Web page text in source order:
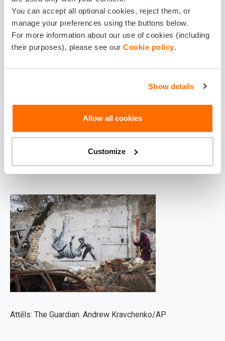
You can accept all optional cookies, reject them, or
manage your preferences using the buttons below.
For more information about our use of cookies (including
their purposes), please see our Cookie policy.
Show details
Allow all cookies
Customize
Banksy māksla Ukrainā
Vairāki jauni Banksy radīti objekti piesaistīja uzmanību
2022. gada novembrī, demonstrējot mākslinieka
bērni no tanka paliekām izveidojuši šūpoles, pamests
krēsls kļuvis par skatu platformu sievietei ar gāzmasku un
ugunsdzēsības aparātu, bērns džudo tērpā nogrūdis uz
zemes savu acīmredzami spēcīgāko pretinieku – tie ir
tikai daži no jaunākajiem motīviem.
Attēls: The Guardian. Andrew Kravchenko/AP